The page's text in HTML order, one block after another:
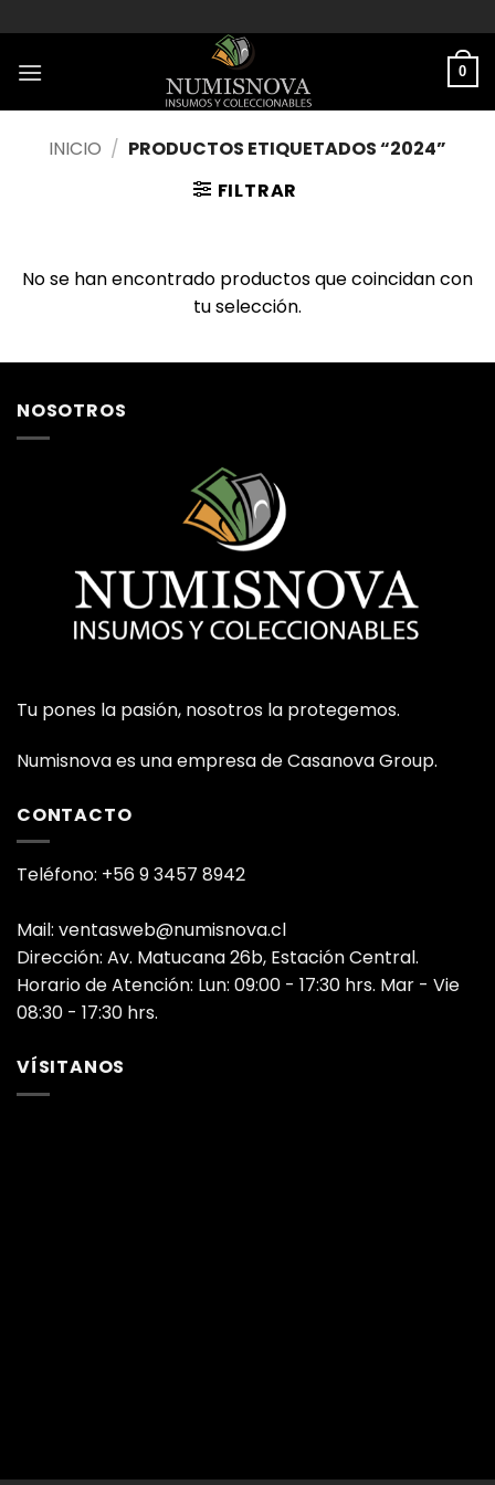
al
contenido
0
INICIO / PRODUCTOS ETIQUETADOS “2024”
FILTRAR
No se han encontrado productos que coincidan con
tu selección.
NOSOTROS
Tu pones la pasión, nosotros la protegemos.
Numisnova es una empresa de Casanova Group.
CONTACTO
Teléfono: +56 9 3457 8942
Mail: ventasweb@numisnova.cl
Dirección: Av. Matucana 26b, Estación Central.
Horario de Atención: Lun: 09:00 - 17:30 hrs. Mar - Vie
08:30 - 17:30 hrs.
VÍSITANOS